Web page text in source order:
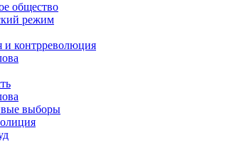
общество
режим
и контрреволюция
выборы